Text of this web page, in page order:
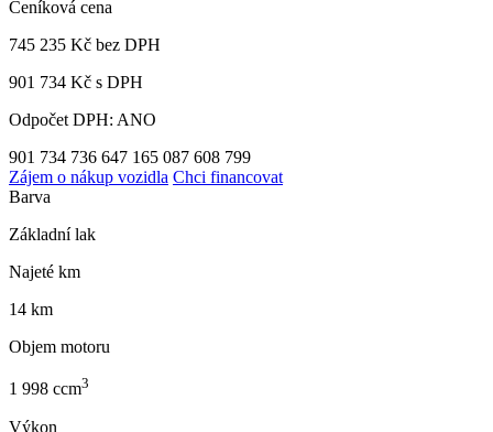
Ceníková cena
745 235 Kč bez DPH
901 734 Kč s DPH
Odpočet DPH: ANO
901 734 736 647 165 087 608 799
Zájem o nákup vozidla Chci financovat
Barva
Základní lak
Najeté km
14 km
Objem motoru
1 998 ccm3
Výkon